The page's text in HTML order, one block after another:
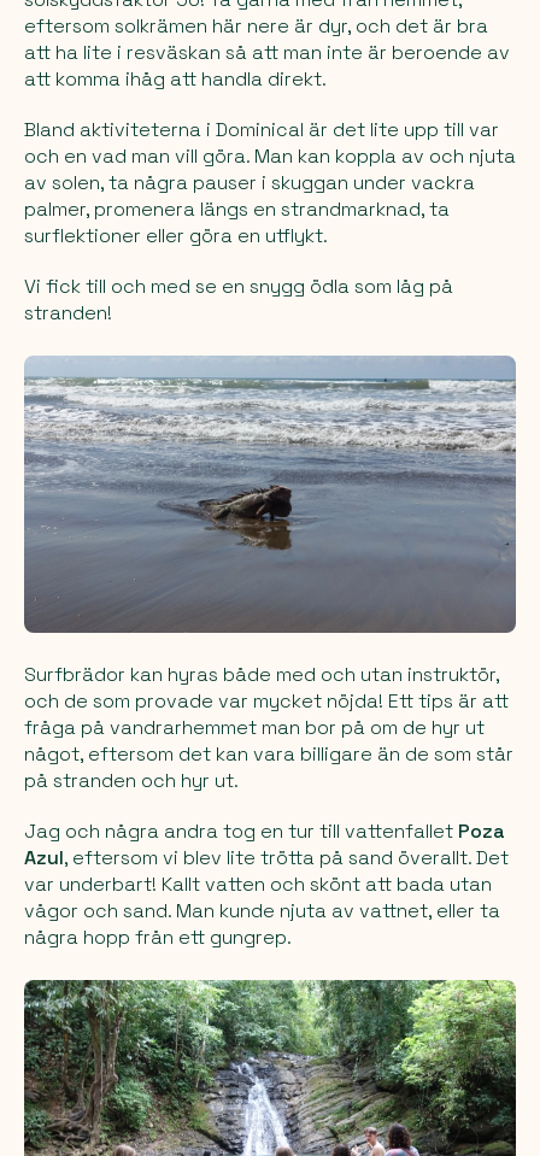
eftersom solkrämen här nere är dyr, och det är bra
att ha lite i resväskan så att man inte är beroende av
att komma ihåg att handla direkt.
Bland aktiviteterna i Dominical är det lite upp till var
och en vad man vill göra. Man kan koppla av och njuta
av solen, ta några pauser i skuggan under vackra
palmer, promenera längs en strandmarknad, ta
surflektioner eller göra en utflykt.
Vi fick till och med se en snygg ödla som låg på
stranden!
Surfbrädor kan hyras både med och utan instruktör,
och de som provade var mycket nöjda! Ett tips är att
fråga på vandrarhemmet man bor på om de hyr ut
något, eftersom det kan vara billigare än de som står
på stranden och hyr ut.
Jag och några andra tog en tur till vattenfallet Poza
Azul, eftersom vi blev lite trötta på sand överallt. Det
var underbart! Kallt vatten och skönt att bada utan
vågor och sand. Man kunde njuta av vattnet, eller ta
några hopp från ett gungrep.